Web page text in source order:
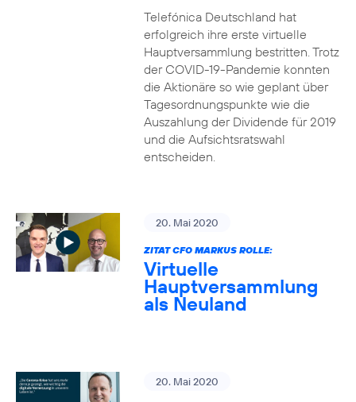
Telefónica Deutschland hat
erfolgreich ihre erste virtuelle
Hauptversammlung bestritten. Trotz
der COVID-19-Pandemie konnten
die Aktionäre so wie geplant über
Tagesordnungspunkte wie die
Auszahlung der Dividende für 2019
und die Aufsichtsratswahl
entscheiden.
20. Mai 2020
ZITAT CFO MARKUS ROLLE:
Virtuelle
Hauptversammlung
als Neuland
20. Mai 2020